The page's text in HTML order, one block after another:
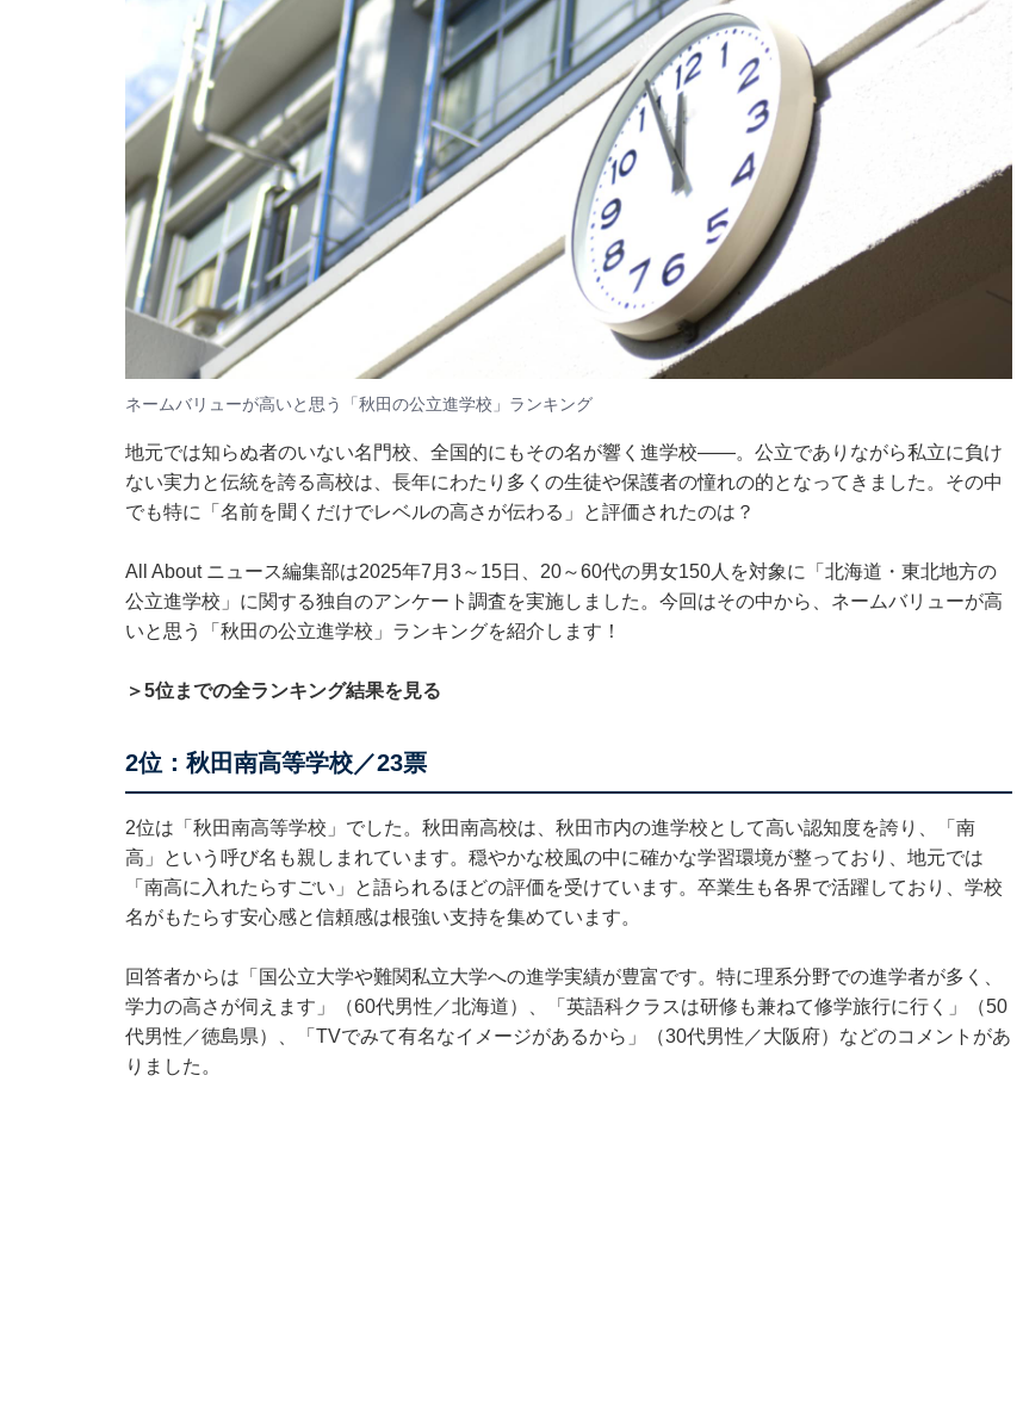
ネームバリューが高いと思う「秋田の公立進学校」ランキング
地元では知らぬ者のいない名門校、全国的にもその名が響く進学校——。公立でありながら私立に負け
ない実力と伝統を誇る高校は、長年にわたり多くの生徒や保護者の憧れの的となってきました。その中
でも特に「名前を聞くだけでレベルの高さが伝わる」と評価されたのは？
All About ニュース編集部は2025年7月3～15日、20～60代の男女150人を対象に「北海道・東北地方の
公立進学校」に関する独自のアンケート調査を実施しました。今回はその中から、ネームバリューが高
いと思う「秋田の公立進学校」ランキングを紹介します！
＞5位までの全ランキング結果を見る
2位：秋田南高等学校／23票
2位は「秋田南高等学校」でした。秋田南高校は、秋田市内の進学校として高い認知度を誇り、「南
高」という呼び名も親しまれています。穏やかな校風の中に確かな学習環境が整っており、地元では
「南高に入れたらすごい」と語られるほどの評価を受けています。卒業生も各界で活躍しており、学校
名がもたらす安心感と信頼感は根強い支持を集めています。
回答者からは「国公立大学や難関私立大学への進学実績が豊富です。特に理系分野での進学者が多く、
学力の高さが伺えます」（60代男性／北海道）、「英語科クラスは研修も兼ねて修学旅行に行く」（50
代男性／徳島県）、「TVでみて有名なイメージがあるから」（30代男性／大阪府）などのコメントがあ
りました。